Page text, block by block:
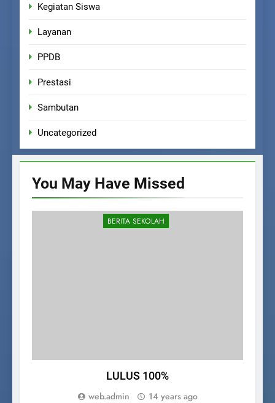
Kegiatan Siswa
Layanan
PPDB
Prestasi
Sambutan
Uncategorized
You May Have Missed
BERITA SEKOLAH
LULUS 100%
web.admin 14 years ago